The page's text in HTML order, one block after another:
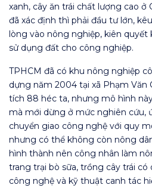
xanh, cây ăn trái chất lượng cao ở
đã xác định thì phải đầu tư lớn,
lòng vào nông nghiệp, kiên
sử dụng đất cho công nghiệp.
TPHCM đã có khu nông nghiệp
dựng năm 2004 tại xã Phạm Văn
tích 88 héc ta, nhưng mô hình
mà mới dừng ở mức nghiên cứu,
chuyển giao công nghệ với quy
nhưng có thể không còn nông
hình thành nên công nhân làm
trang trại bò sữa, trồng cây trái có
công nghệ và kỹ thuật canh tác